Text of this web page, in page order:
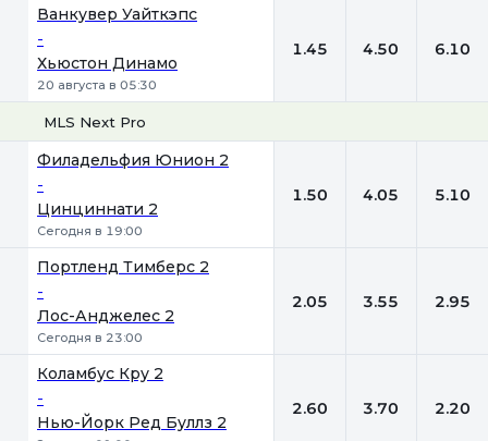
Ванкувер Уайткэпс
-
Хьюстон Динамо
20 августа в 05:30
1.45 4.50 6.10
MLS Next Pro
Филадельфия Юнион 2
-
Цинциннати 2
Сегодня в 19:00
1.50 4.05 5.10
Портленд Тимберс 2
-
Лос-Анджелес 2
Сегодня в 23:00
2.05 3.55 2.95
Коламбус Кру 2
-
Нью-Йорк Ред Буллз 2
2.60 3.70 2.20